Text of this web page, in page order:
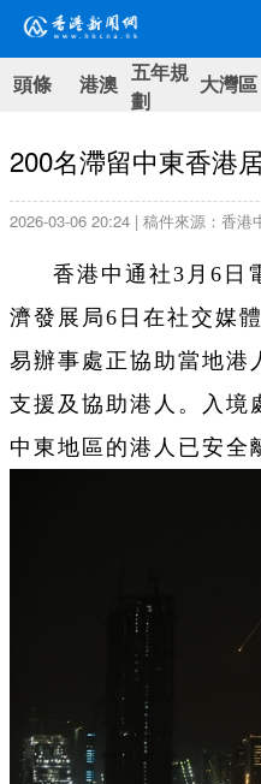
頭條 港澳 五年規
劃
大灣區
200名滯留中東香港
2026-03-06 20:24 | 稿件來源：香港
香港中通社3月6日
濟發展局6日在社交媒
易辦事處正協助當地港
支援及協助港人。入境
中東地區的港人已安全